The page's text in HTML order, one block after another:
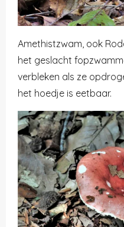
Amethistzwam, ook
het geslacht
verbleken als ze
het hoedje is eetbaar.